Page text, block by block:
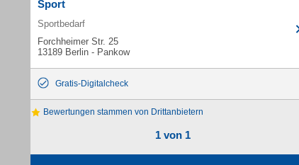
Sport
Sportbedarf
Forchheimer Str. 25
13189 Berlin - Pankow
Gratis-Digitalcheck
Bewertungen stammen von Drittanbietern
1 von 1